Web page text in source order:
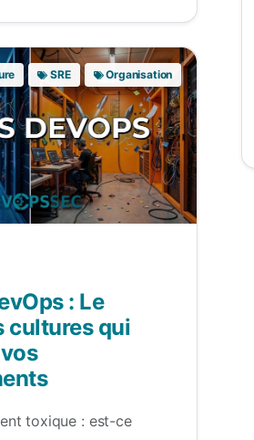
SRE Organisation
: Le
cultures qui
toxique : est-ce